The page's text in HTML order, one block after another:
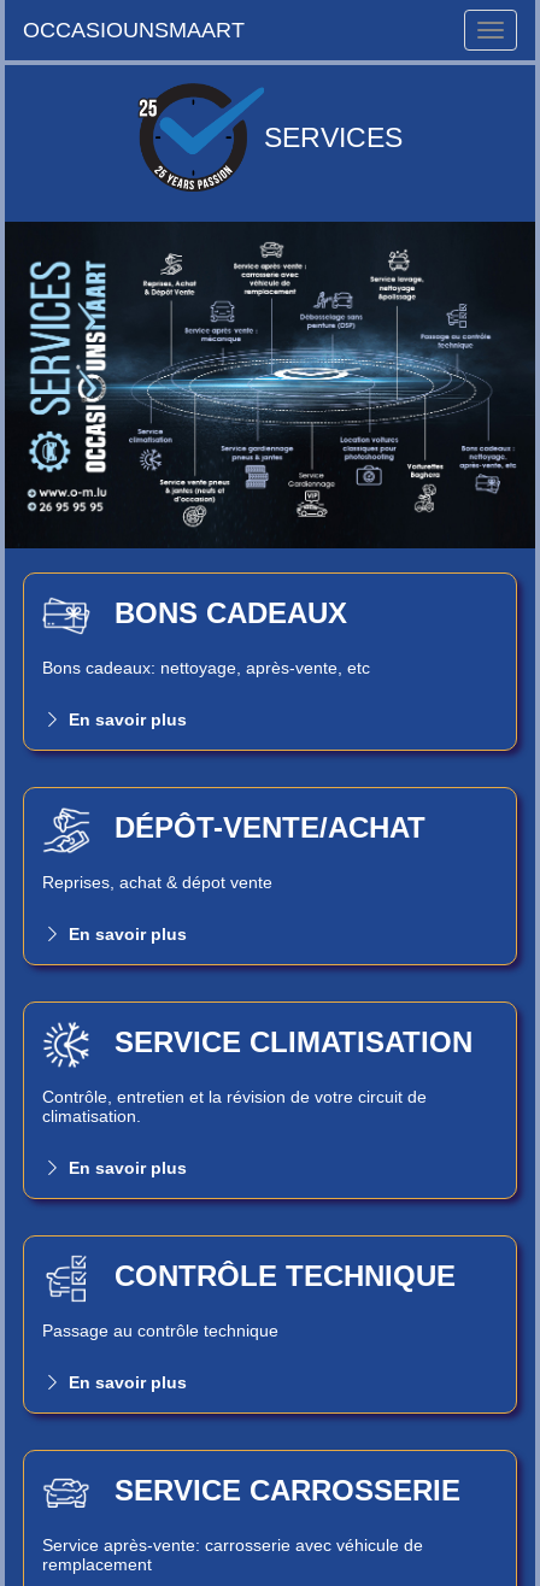
Toggle
OCCASIOUNSMAART
SERVICES
BONS CADEAUX
Bons cadeaux: nettoyage, après-vente, etc
En savoir plus
DÉPÔT-VENTE/ACHAT
Reprises, achat & dépot vente
En savoir plus
SERVICE CLIMATISATION
Contrôle, entretien et la révision de votre circuit de
climatisation.
En savoir plus
CONTRÔLE TECHNIQUE
Passage au contrôle technique
En savoir plus
SERVICE CARROSSERIE
Service après-vente: carrosserie avec véhicule de
remplacement